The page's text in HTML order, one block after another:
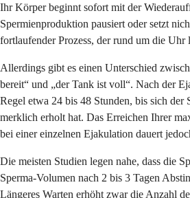
Ihr Körper beginnt sofort mit der
Spermienproduktion pausiert oder setzt
fortlaufender Prozess, der rund um die Uhr
Allerdings gibt es einen Unterschied
bereit“ und „der Tank ist voll“. Nach der
Regel etwa 24 bis 48 Stunden, bis sich der
merklich erholt hat. Das Erreichen Ihrer
bei einer einzelnen Ejakulation dauert
Die meisten Studien legen nahe, dass die
Sperma-Volumen nach 2 bis 3 Tagen
Längeres Warten erhöht zwar die Anzahl